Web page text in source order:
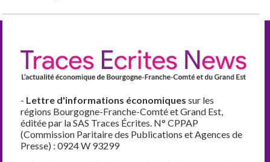
- Lettre d'informations économiques sur les
régions Bourgogne-Franche-Comté et Grand Est,
éditée par la SAS Traces Écrites. N° CPPAP
(Commission Paritaire des Publications et Agences de
Presse) : 0924 W 93299